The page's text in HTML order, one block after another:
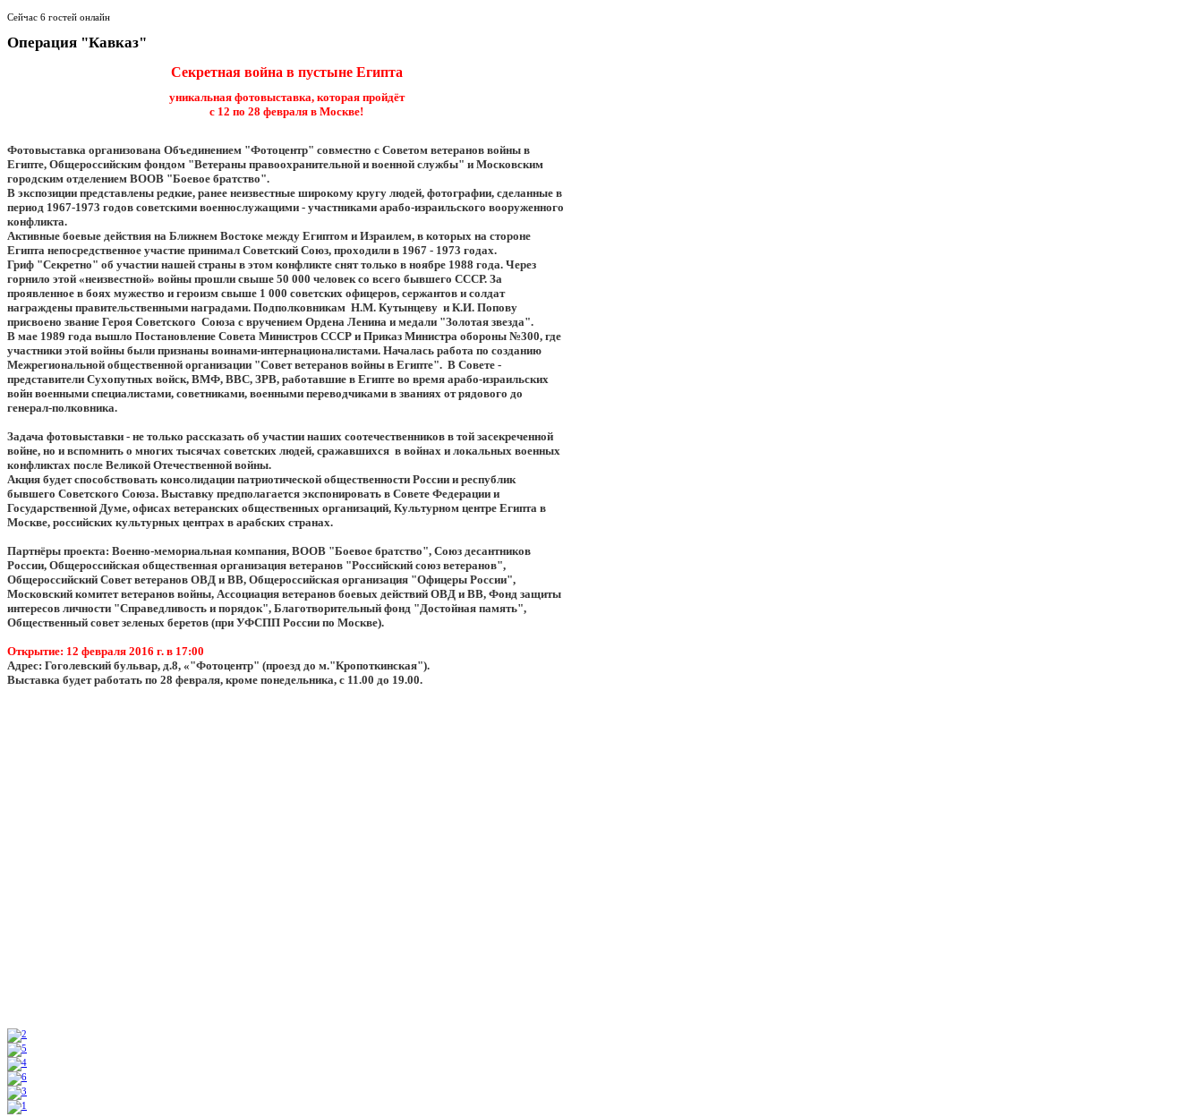
Сейчас 6 гостей онлайн
Операция "Кавказ"
Секретная война в пустыне Египта
уникальная фотовыставка, которая пройдёт
с 12 по 28 февраля в Москве!
Фотовыставка организована Объединением "Фотоцентр" совместно с Советом ветеранов войны в
Египте, Общероссийским фондом "Ветераны правоохранительной и военной службы" и Московским
городским отделением ВООВ "Боевое братство".
В экспозиции представлены редкие, ранее неизвестные широкому кругу людей, фотографии, сделанные в
период 1967-1973 годов советскими военнослужащими - участниками арабо-израильского вооруженного
конфликта.
Активные боевые действия на Ближнем Востоке между Египтом и Израилем, в которых на стороне
Египта непосредственное участие принимал Советский Союз, проходили в 1967 - 1973 годах.
Гриф "Секретно" об участии нашей страны в этом конфликте снят только в ноябре 1988 года. Через
горнило этой «неизвестной» войны прошли свыше 50 000 человек со всего бывшего СССР. За
проявленное в боях мужество и героизм свыше 1 000 советских офицеров, сержантов и солдат
награждены правительственными наградами. Подполковникам Н.М. Кутынцеву и К.И. Попову
присвоено звание Героя Советского Союза с вручением Ордена Ленина и медали "Золотая звезда".
В мае 1989 года вышло Постановление Совета Министров СССР и Приказ Министра обороны №300, где
участники этой войны были признаны воинами-интернационалистами. Началась работа по созданию
Межрегиональной общественной организации "Совет ветеранов войны в Египте". В Совете -
представители Сухопутных войск, ВМФ, ВВС, ЗРВ, работавшие в Египте во время арабо-израильских
войн военными специалистами, советниками, военными переводчиками в званиях от рядового до
генерал-полковника.
Задача фотовыставки - не только рассказать об участии наших соотечественников в той засекреченной
войне, но и вспомнить о многих тысячах советских людей, сражавшихся в войнах и локальных военных
конфликтах после Великой Отечественной войны.
Акция будет способствовать консолидации патриотической общественности России и республик
бывшего Советского Союза. Выставку предполагается экспонировать в Совете Федерации и
Государственной Думе, офисах ветеранских общественных организаций, Культурном центре Египта в
Москве, российских культурных центрах в арабских странах.
Партнёры проекта: Военно-мемориальная компания, ВООВ "Боевое братство", Союз десантников
России, Общероссийская общественная организация ветеранов "Российский союз ветеранов",
Общероссийский Совет ветеранов ОВД и ВВ, Общероссийская организация "Офицеры России",
Московский комитет ветеранов войны, Ассоциация ветеранов боевых действий ОВД и ВВ, Фонд защиты
интересов личности "Справедливость и порядок", Благотворительный фонд "Достойная память",
Общественный совет зеленых беретов (при УФСПП России по Москве).
Открытие: 12 февраля 2016 г. в 17:00
Адрес: Гоголевский бульвар, д.8, «"Фотоцентр" (проезд до м."Кропоткинская").
Выставка будет работать по 28 февраля, кроме понедельника, с 11.00 до 19.00.